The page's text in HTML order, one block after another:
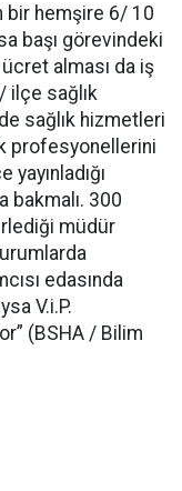
bir hemşire 6/ 10
başı görevindeki
alması da iş
ilçe sağlık
sağlık hizmetleri
profesyonellerini
bakmalı. 300
müdür
edasında
V.i.P.
(BSHA / Bilim